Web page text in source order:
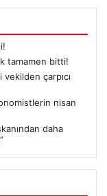
tamamen bitti!
vekilden çarpıcı
nisan
daha